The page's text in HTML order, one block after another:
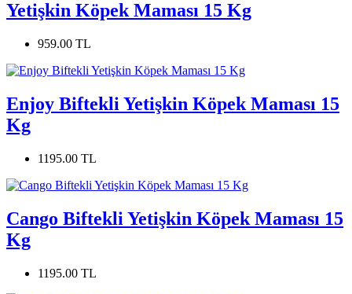
Yetişkin Köpek Maması 15 Kg
959.00 TL
Enjoy Biftekli Yetişkin Köpek Maması 15
Kg
1195.00 TL
Cango Biftekli Yetişkin Köpek Maması 15
Kg
1195.00 TL